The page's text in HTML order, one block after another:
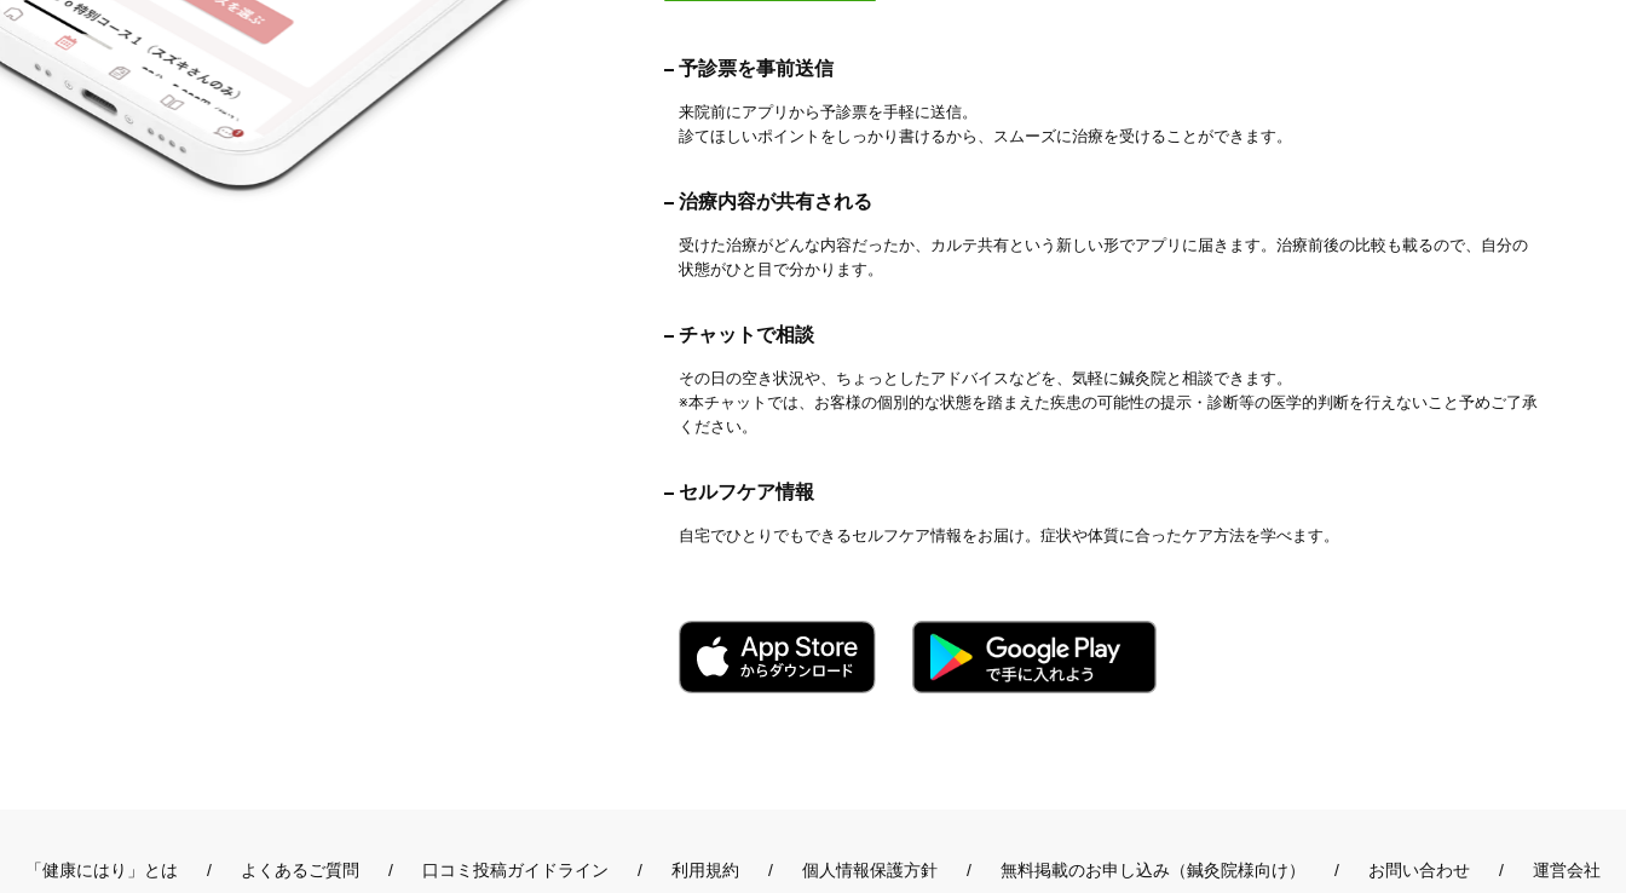
予診票を事前送信
来院前にアプリから予診票を手軽に送信。
診てほしいポイントをしっかり書けるから、スムーズに治療を受けることができます。
治療内容が共有される
受けた治療がどんな内容だったか、カルテ共有という新しい形でアプリに届きます。治療前後の比較も載るので、自分の
状態がひと目で分かります。
チャットで相談
その日の空き状況や、ちょっとしたアドバイスなどを、気軽に鍼灸院と相談できます。
※本チャットでは、お客様の個別的な状態を踏まえた疾患の可能性の提示・診断等の医学的判断を行えないこと予めご了承
ください。
セルフケア情報
自宅でひとりでもできるセルフケア情報をお届け。症状や体質に合ったケア方法を学べます。
「健康にはり」とは よくあるご質問 口コミ投稿ガイドライン 利用規約 個人情報保護方針 無料掲載のお申し込み（鍼灸院様向け） お問い合わせ 運営会社